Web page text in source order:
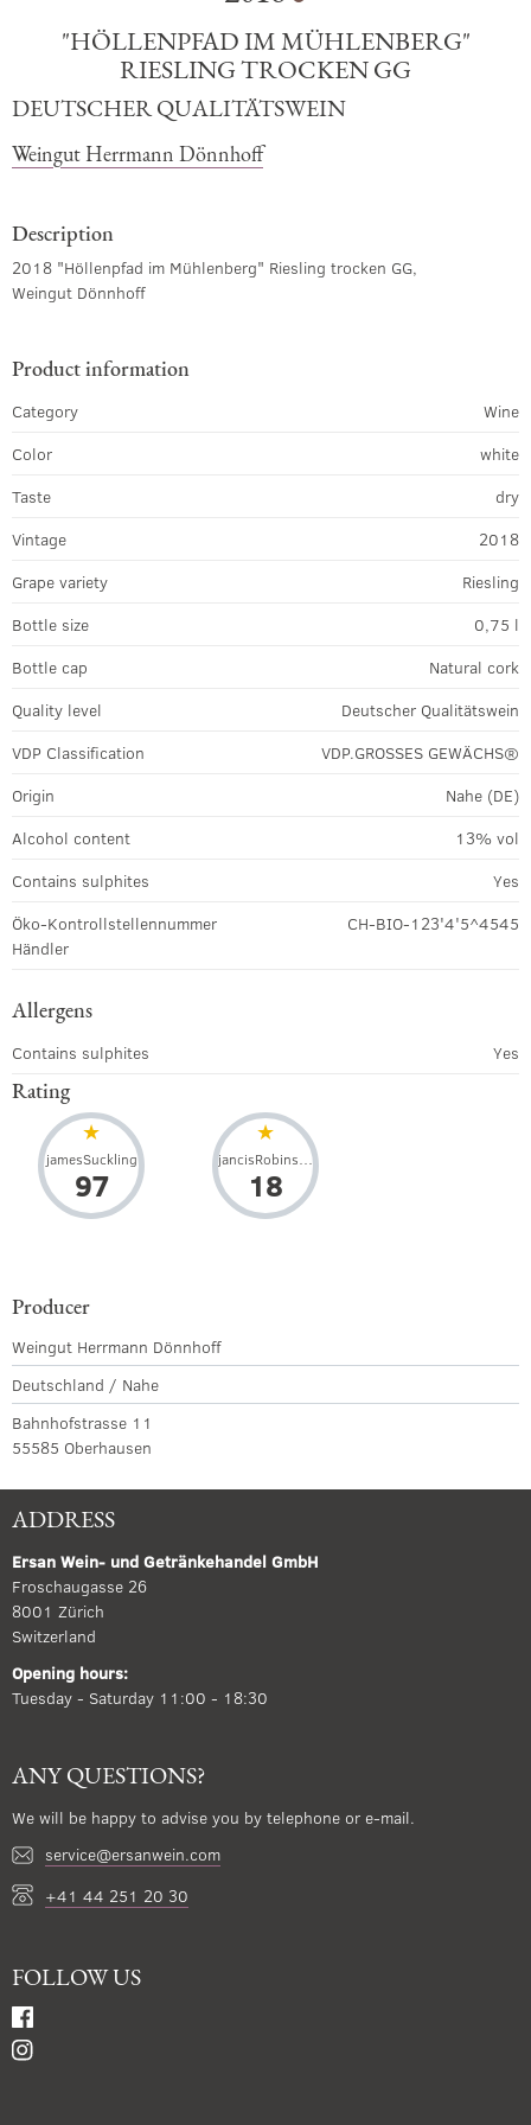
"HÖLLENPFAD IM MÜHLENBERG"
RIESLING TROCKEN GG
DEUTSCHER QUALITÄTSWEIN
Weingut Herrmann Dönnhoff
Description
2018 "Höllenpfad im Mühlenberg" Riesling trocken GG,
Weingut Dönnhoff
Product information
Category
Wine
Color
white
Taste
dry
Vintage
2018
Grape variety
Riesling
Bottle size
0,75 l
Bottle cap
Natural cork
Quality level
Deutscher Qualitätswein
VDP Classification
VDP.GROSSES GEWÄCHS®
Origin
Nahe (DE)
Alcohol content
13% vol
Contains sulphites
Yes
Öko-Kontrollstellennummer
Händler
CH-BIO-123'4'5^4545
Allergens
Contains sulphites Yes
Rating
jamesSuckling
97
jancisRobinson
18
Producer
Weingut Herrmann Dönnhoff
Deutschland / Nahe
Bahnhofstrasse 11
55585 Oberhausen
ADDRESS
Ersan Wein- und Getränkehandel GmbH
Froschaugasse 26
8001 Zürich
Switzerland
Opening hours:
Tuesday - Saturday 11:00 - 18:30
ANY QUESTIONS?
We will be happy to advise you by telephone or e-mail.
service@ersanwein.com
+41 44 251 20 30
FOLLOW US